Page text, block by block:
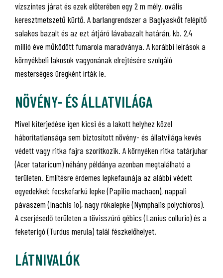
vízszintes járat és ezek előterében egy 2 m mély, ovális
keresztmetszetű kürtő. A barlangrendszer a Baglyaskőt felépítő
salakos bazalt és az ezt átjáró lávabazalt határán, kb. 2,4
millió éve működött fumarola maradványa. A korábbi leírások a
környékbeli lakosok vagyonának elrejtésére szolgáló
mesterséges üregként írták le.
NÖVÉNY- ÉS ÁLLATVILÁGA
Mivel kiterjedése igen kicsi és a lakott helyhez közel
háborítatlansága sem biztosított növény- és állatvilága kevés
védett vagy ritka fajra szorítkozik. A környéken ritka tatárjuhar
(Acer tataricum) néhány példánya azonban megtalálható a
területen. Említésre érdemes lepkefaunája az alábbi védett
egyedekkel: fecskefarkú lepke (Papilio machaon), nappali
pávaszem (Inachis io), nagy rókalepke (Nymphalis polychloros).
A cserjésedő területen a tövisszúró gébics (Lanius collurio) és a
feketerigó (Turdus merula) talál fészkelőhelyet.
LÁTNIVALÓK